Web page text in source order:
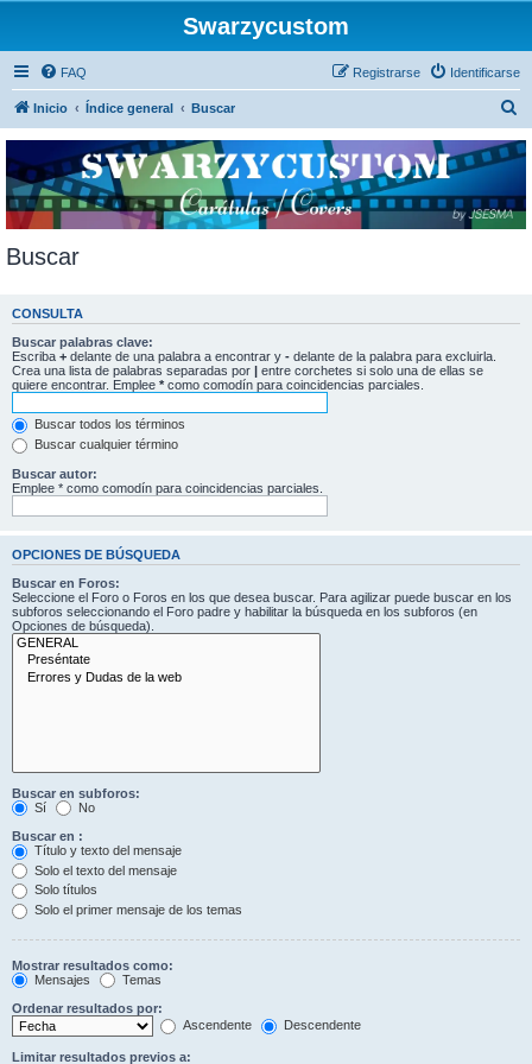
Swarzycustom
FAQ Identificarse
Registrarse
Inicio Índice general Buscar
c
Buscar
CONSULTA
Buscar palabras clave:
Escriba + delante de una palabra a encontrar y - delante de la palabra para excluirla.
Crea una lista de palabras separadas por
entre corchetes si solo una de ellas se
quiere encontrar. Emplee * como comodín para coincidencias parciales.
Buscar todos los términos
Buscar cualquier término
Buscar autor:
Emplee * como comodín para coincidencias parciales.
OPCIONES DE BÚSQUEDA
Buscar en Foros:
Seleccione el Foro o Foros en los que desea buscar. Para agilizar puede buscar en los
subforos seleccionando el Foro padre y habilitar la búsqueda en los subforos (en
Opciones de búsqueda).
Buscar en subforos:
Sí
No
Buscar en :
Título y texto del mensaje
Solo el texto del mensaje
Solo títulos
Solo el primer mensaje de los temas
Mostrar resultados como:
Mensajes
Temas
Ordenar resultados por:
Ascendente
Descendente
Limitar resultados previos a: